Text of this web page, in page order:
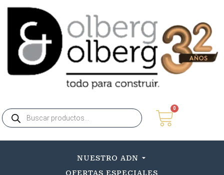
0
NUESTRO ADN
OFERTAS ESPECIALES